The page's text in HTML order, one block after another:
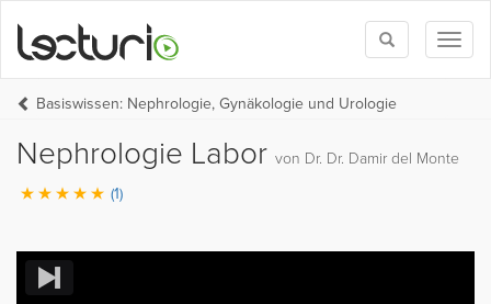
Toggle
search
Basiswissen: Nephrologie, Gynäkologie und Urologie
Nephrologie Labor von Dr. Dr. Damir del Monte
(1)